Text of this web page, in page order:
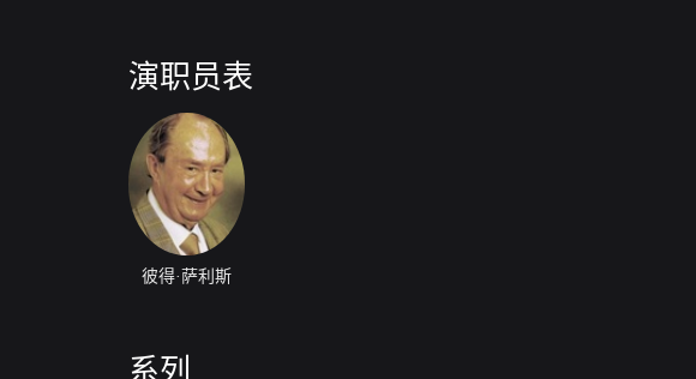
演职员表
彼得·萨利斯
系列